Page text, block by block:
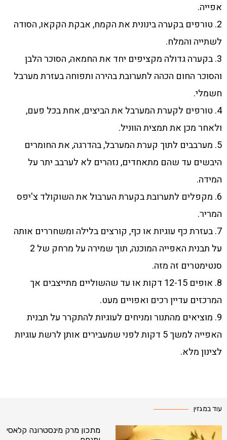
אפייה.
2. טורפים בקערה בינונית את הקמח, אבקת הקקאו, הסודה
לשתייה והמלח.
3. בקערה גדולה מקציפים יחד את החמאה, הסוכר הלבן
והסוכר החום הכהה לתערובת בהירה ותפוחה בעזרת מערבל
חשמלי.
4. טורפים לקערת המערבל את הביצים, אחת בכל פעם,
ולאחר מכן את תמצית הווניל.
5. מערבבים לתוך קערת המערבל, בהדרגה, את החומרים
היבשים עד שהם מתאחדים, נזהרים לא לערבב יתר על
המידה.
6. מקפלים לתערובת בקערת הערבול את השוקולד צ'יפס
המריר.
7. בעזרת כף עוגיות או כף, קורצים בלילה ומשחררים אותה
על תבנית האפייה המוכנה, תוך שמירה על מרחק של 2
סנטימטרים זה מזה.
8. אופים 12-15 דקות או עד שהשוליים מתייצבים אך
המרכזים עדיין רכים ואפויים מעט.
9. מוציאים מהתנור ומניחים לעוגיות להתקרר על תבנית
האפייה למשך 5 דקות לפני שמעבירים אותן לרשת עוגיות
לצינון מלא.
עוד במגזין
מתכון מרק מינסטרונה קלאסי